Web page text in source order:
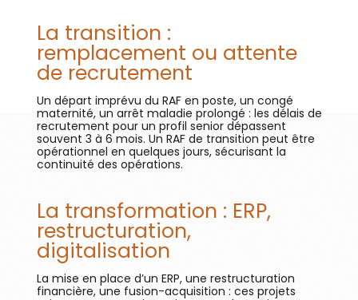
La transition :
remplacement ou attente
de recrutement
Un départ imprévu du RAF en poste, un congé
maternité, un arrêt maladie prolongé : les délais de
recrutement pour un profil senior dépassent
souvent 3 à 6 mois. Un RAF de transition peut être
opérationnel en quelques jours, sécurisant la
continuité des opérations.
La transformation : ERP,
restructuration,
digitalisation
La mise en place d’un ERP, une restructuration
financière, une fusion-acquisition : ces projets